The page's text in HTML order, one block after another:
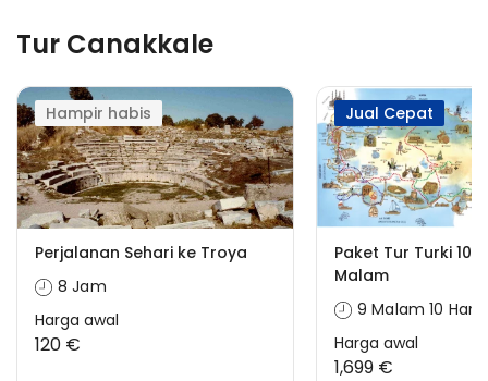
Tur Canakkale
Hampir habis
Perjalanan Sehari ke Troya
8 Jam
Harga awal
120 €
Jual Cepat
Paket Tur Turki 10
Malam
9 Malam 10 Hari
Harga awal
1,699 €